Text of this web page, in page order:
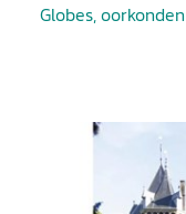
Globes,